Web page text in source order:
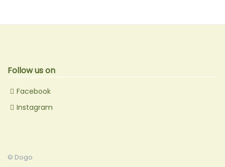
Follow us on
Facebook
Instagram
© Dogo